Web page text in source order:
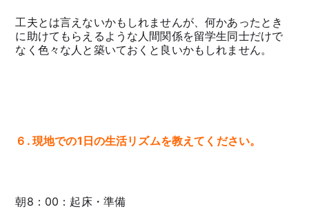
工夫とは言えないかもしれませんが、何かあったとき
に助けてもらえるような人間関係を留学生同士だけで
なく色々な人と築いておくと良いかもしれません。
６. 現地での1日の生活リズムを教えてください。
朝8：00：起床・準備